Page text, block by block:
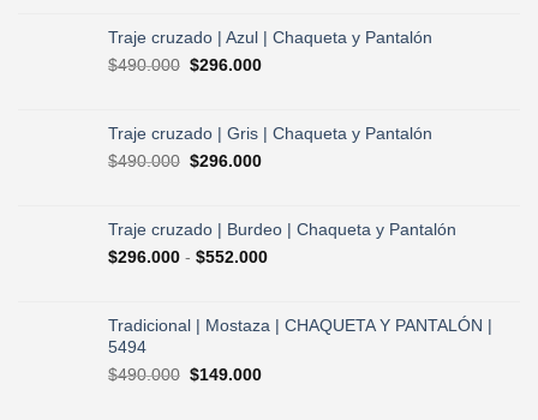
original
era:
$730.000.
actual
es:
$584.000.
Traje cruzado | Azul | Chaqueta y Pantalón
$490.000 El
era:
$490.000.
$296.000El
es:
$296.000.
Traje cruzado | Gris | Chaqueta y Pantalón
$490.000 El
era:
$490.000.
$296.000El
es:
$296.000.
Traje cruzado | Burdeo | Chaqueta y Pantalón
$296.000 - $552.000Rango
desde
$296.000
Tradicional | Mostaza | CHAQUETA Y PANTALÓN |
5494
$490.000 El
$149.000El